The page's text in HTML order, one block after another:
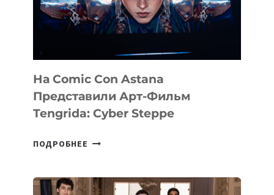
На Comic Con Astana
Представили Арт-Фильм
Tengrida: Cyber Steppe
ПОДРОБНЕЕ
ASTANA